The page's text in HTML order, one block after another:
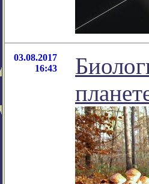
03.08.2017
16:43